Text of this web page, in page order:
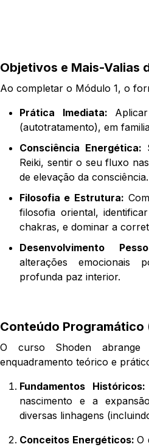
Objetivos e Mais-Valias
Ao completar o Módulo 1, o
Prática Imediata:
(autotratamento), em
Consciência Energética:
Reiki, sentir o seu fluxo
de elevação da consciência.
Filosofia e Estrutura:
filosofia oriental,
chakras, e dominar a
Desenvolvimento
alterações emocionais
profunda paz interior.
Conteúdo Programático
O curso Shoden
enquadramento teórico e
Fundamentos Históricos:
nascimento e a
diversas linhagens
Conceitos Energéticos:O